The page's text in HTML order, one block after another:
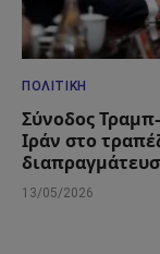
ΠΟΛΙΤΙΚΉ
Σύνοδος
Ιράν στο
13/05/2026